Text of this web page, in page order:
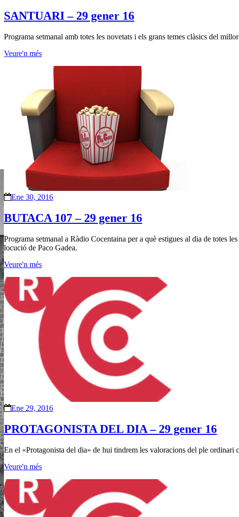
SANTUARI – 29 gener 16
Programa setmanal amb totes les novetats i els grans temes clàsics del
Veure'n més
Ene 30, 2016
BUTACA 107 – 29 gener 16
Programa setmanal a Ràdio Cocentaina per a què estigues al dia de totes
locució de Paco Gadea.
Veure'n més
Ene 29, 2016
PROTAGONISTA DEL DIA – 29 gener 16
En el «Protagonista del dia» de hui tindrem les valoracions del ple ordinari
Veure'n més